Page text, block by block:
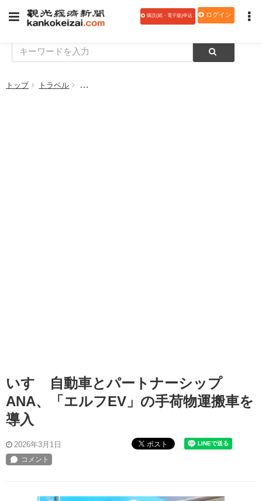
購読(紙・電子版)申込 ログイン
トップ トラベル いすゞ自動車とパートナーシップ ANA、「エル
いすゞ自動車とパートナーシップ
ANA、「エルフEV」の手荷物運搬車を
導入
2026年3月1日 ポスト